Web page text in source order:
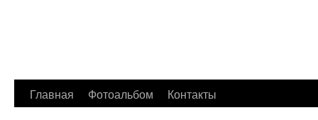
Перейти
Главная Фотоальбом Контакты